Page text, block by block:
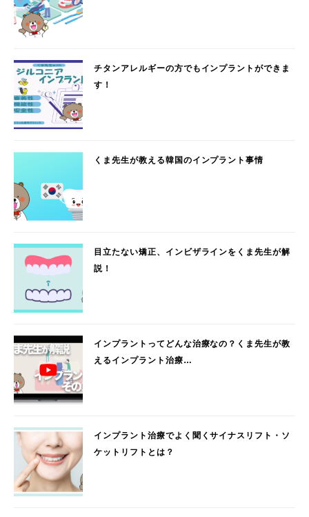
チタンアレルギーの方でもインプラントができま
す！
くま先生が教える韓国のインプラント事情
目立たない矯正、インビザラインをくま先生が解
説！
インプラントってどんな治療なの？くま先生が教
えるインプラント治療…
インプラント治療でよく聞くサイナスリフト・ソ
ケットリフトとは？